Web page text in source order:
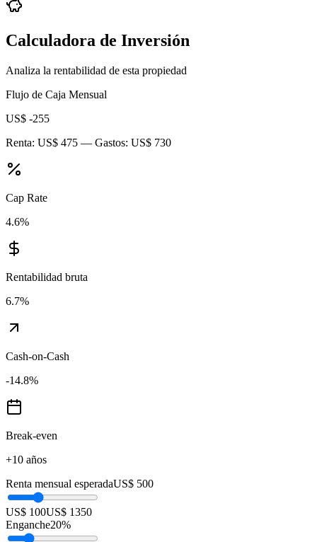
Calculadora de Inversión
Analiza la rentabilidad de esta propiedad
Flujo de Caja Mensual
US$ -255
Renta: US$ 475 — Gastos: US$ 730
Cap Rate
4.6%
Rentabilidad bruta
6.7%
Cash-on-Cash
-14.8%
Break-even
+10 años
Renta mensual esperadaUS$ 500
US$ 100US$ 1350
Enganche20%